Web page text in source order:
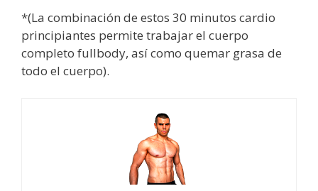
*(La combinación de estos 30 minutos cardio
principiantes permite trabajar el cuerpo
completo fullbody, así como quemar grasa de
todo el cuerpo).